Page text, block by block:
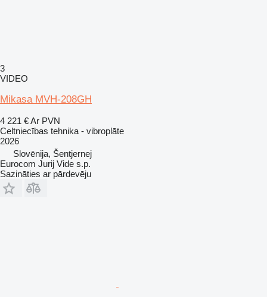
3
VIDEO
Mikasa MVH-208GH
4 221 €Ar PVN
Celtniecības tehnika - vibroplāte
2026
Slovēnija, Šentjernej
Eurocom Jurij Vide s.p.
Sazināties ar pārdevēju